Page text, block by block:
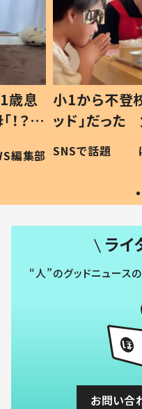
歳息
？」
編集部
小1から不登
ッド」だっ
作り続ける
#令和の子
SNSで話題
ライ
“人”のグッドニュース
お問い合